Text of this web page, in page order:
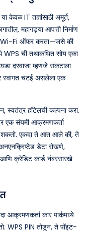
केवळ IT तज्ञांसाठी अमूर्त,
महागड्या आपत्ती निर्माण
Wi-Fi ऑफर करता—जसे की
WPS ची तथाकथित सोय एका
दरवाजा म्हणजे संकटाला
स्वागत चटई असलेला एक
स्वतंत्र हॉटेलची कल्पना करा.
एक संयमी आक्रमणकर्ता
एकदा ते आत आले की, ते
डेटा रोखणे,
आणि क्रेडिट कार्ड नंबरसारखे
आक्रमणकर्ता कार पार्कमध्ये
WPS PIN तोडून, ते पॉइंट-